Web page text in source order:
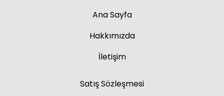
Ana Sayfa
Hakkımızda
İletişim
Satış Sözleşmesi